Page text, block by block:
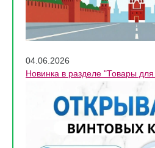
04.06.2026
Новинка в разделе "Товары